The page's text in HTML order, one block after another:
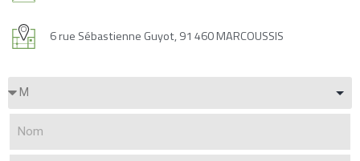
6 rue Sébastienne Guyot, 91 460 MARCOUSSIS